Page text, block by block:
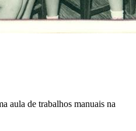
aula de trabalhos manuais na